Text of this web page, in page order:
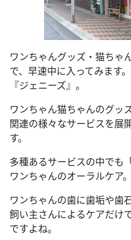
ワンちゃんグッズ・猫ちゃ
で、早速中に入ってみます
『ジェニーズ』。
ワンちゃん猫ちゃんのグッ
関連の様々なサービスを展
す。
多種あるサービスの中でも
ワンちゃんのオーラルケア。
ワンちゃんの歯に歯垢や歯
飼い主さんによるケアだけ
ですよね。